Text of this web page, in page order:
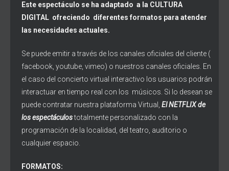
Este espectáculo se ha adaptado a la CULTURA
DIGITAL ofreciendo diferentes formatos para atender
las necesidades actuales.
Se puede emitir a través de los canales oficiales del cliente (
facebook, youtube, vimeo) o nuestros canales oficiales. En
el caso del concierto virtual interactivo los usuarios podrán
interactuar en tiempo real con los músicos. Si lo desean se
puede contratar nuestra plataforma Virtual, El NETFLIX de
los espectáculostotalmente personalizado con la
programación de la localidad, del teatro, auditorio o
cualquier espacio.
FORMATOS: